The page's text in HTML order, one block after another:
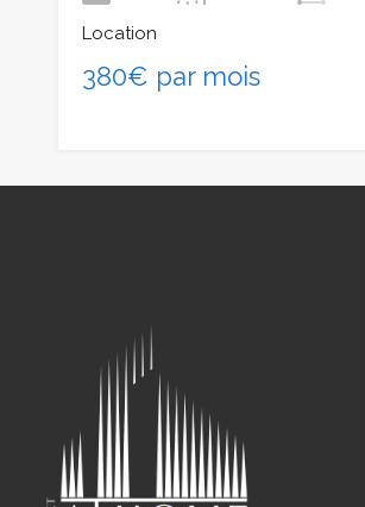
Location
380€ par mois